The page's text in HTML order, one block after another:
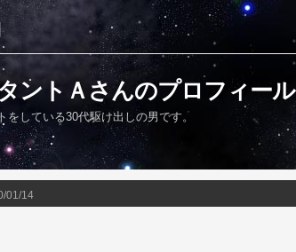
ントＡさんのプロフィール
をしている30代駆け出しの男です。
01/14